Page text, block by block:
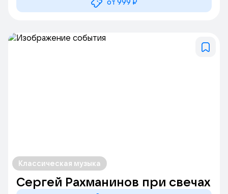
от 999 ₽
Классическая музыка
Сергей Рахманинов при свечах